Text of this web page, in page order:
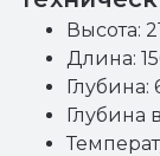
Высота:
Длина:
Глубина:
Глубина